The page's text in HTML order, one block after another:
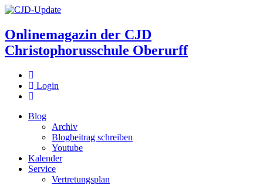
Onlinemagazin der CJD
Christophorusschule Oberurff
Login
Blog
Archiv
Blogbeitrag schreiben
Youtube
Kalender
Service
Vertretungsplan